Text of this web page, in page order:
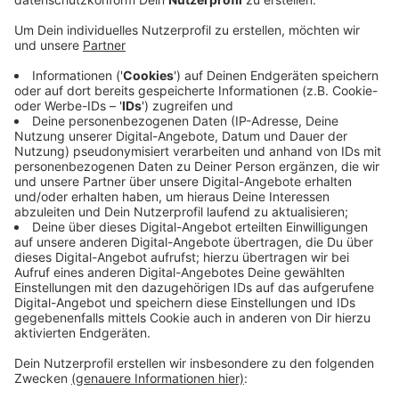
Veröffentlicht:Donnerstag, 03.02.2022 14:16
Anzeige
Laut Polizei hat der Autofahrer daraufhin nur kurz
gebremst, ist dann aber über die Nobelstraße in
Richtung Albert-Einstein-Straße davongefahren, ohne
zu helfen. Wer Auskünfte zu dem Autofahrer geben
kann oder den Vorfall beobachtet hat, sollte sich bei
der Polizei melden: unter der Rufnummer 0221 229-0
oder per E-Mailan poststelle.koeln@polizei.nrw.de
entgegen. Zuständig istdas Verkehrskommissariat 2.
Anzeige